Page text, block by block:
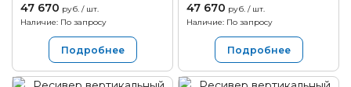
47 670 руб. / шт.
Наличие: По запросу
Подробнее
47 670 руб. / шт.
Наличие: По запросу
Подробнее